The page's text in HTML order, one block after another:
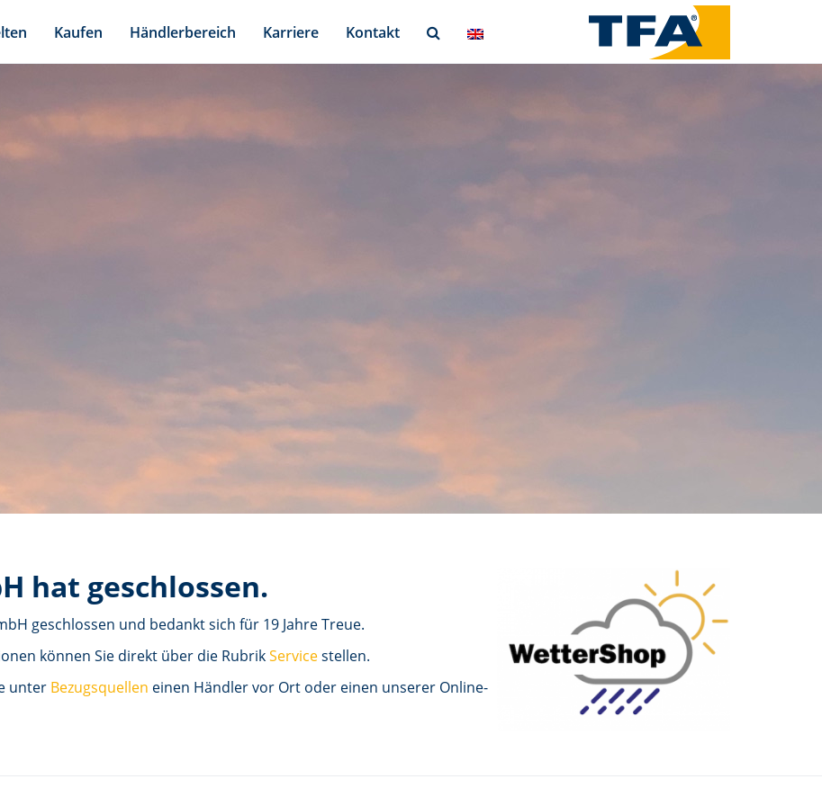
Kaufen Händlerbereich Karriere Kontakt
hat geschlossen.
geschlossen und bedankt sich für 19 Jahre Treue.
können Sie direkt über die RubrikServicestellen.
unter Bezugsquellen einen Händler vor Ort oder einen unserer Online-